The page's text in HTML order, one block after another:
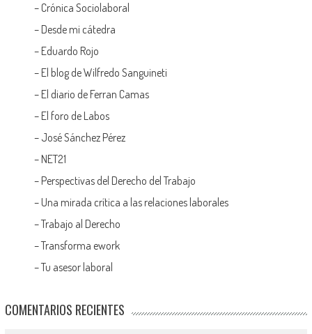
– Crónica Sociolaboral
– Desde mi cátedra
– Eduardo Rojo
– El blog de Wilfredo Sanguineti
– El diario de Ferran Camas
– El foro de Labos
– José Sánchez Pérez
– NET21
– Perspectivas del Derecho del Trabajo
– Una mirada crítica a las relaciones laborales
–Trabajo al Derecho
–Transforma ework
–Tu asesor laboral
COMENTARIOS RECIENTES